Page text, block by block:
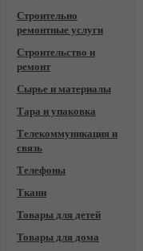
Строительно
ремонтные услуги
Строительство и
ремонт
Сырье и материалы
Тара и упаковка
Телекоммуникация и
связь
Телефоны
Ткани
Товары для детей
Товары для дома